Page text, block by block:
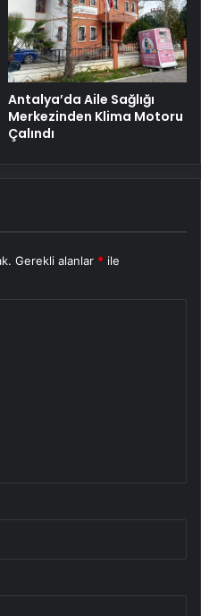
Antalya’da Aile Sağlığı
Merkezinden Klima Motoru
Çalındı
Gerekli alanlar * ile